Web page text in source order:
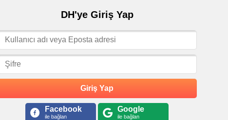
DH'ye Giriş Yap
Giriş Yap
Facebook
ile bağlan
Google
ile bağlan